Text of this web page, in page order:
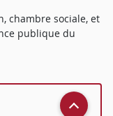
chambre sociale, et
publique du